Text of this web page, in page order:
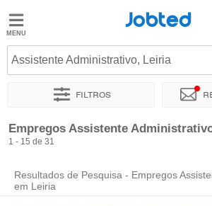
Jobted
Empregos
Salários
Jobted
Assistente Administrativo, Leiria
Filtros
Ordenar por Localidade exata
Empregos Assistente
1 - 15 de 31
Resultados de Pesquisa - Empregos
em Leiria